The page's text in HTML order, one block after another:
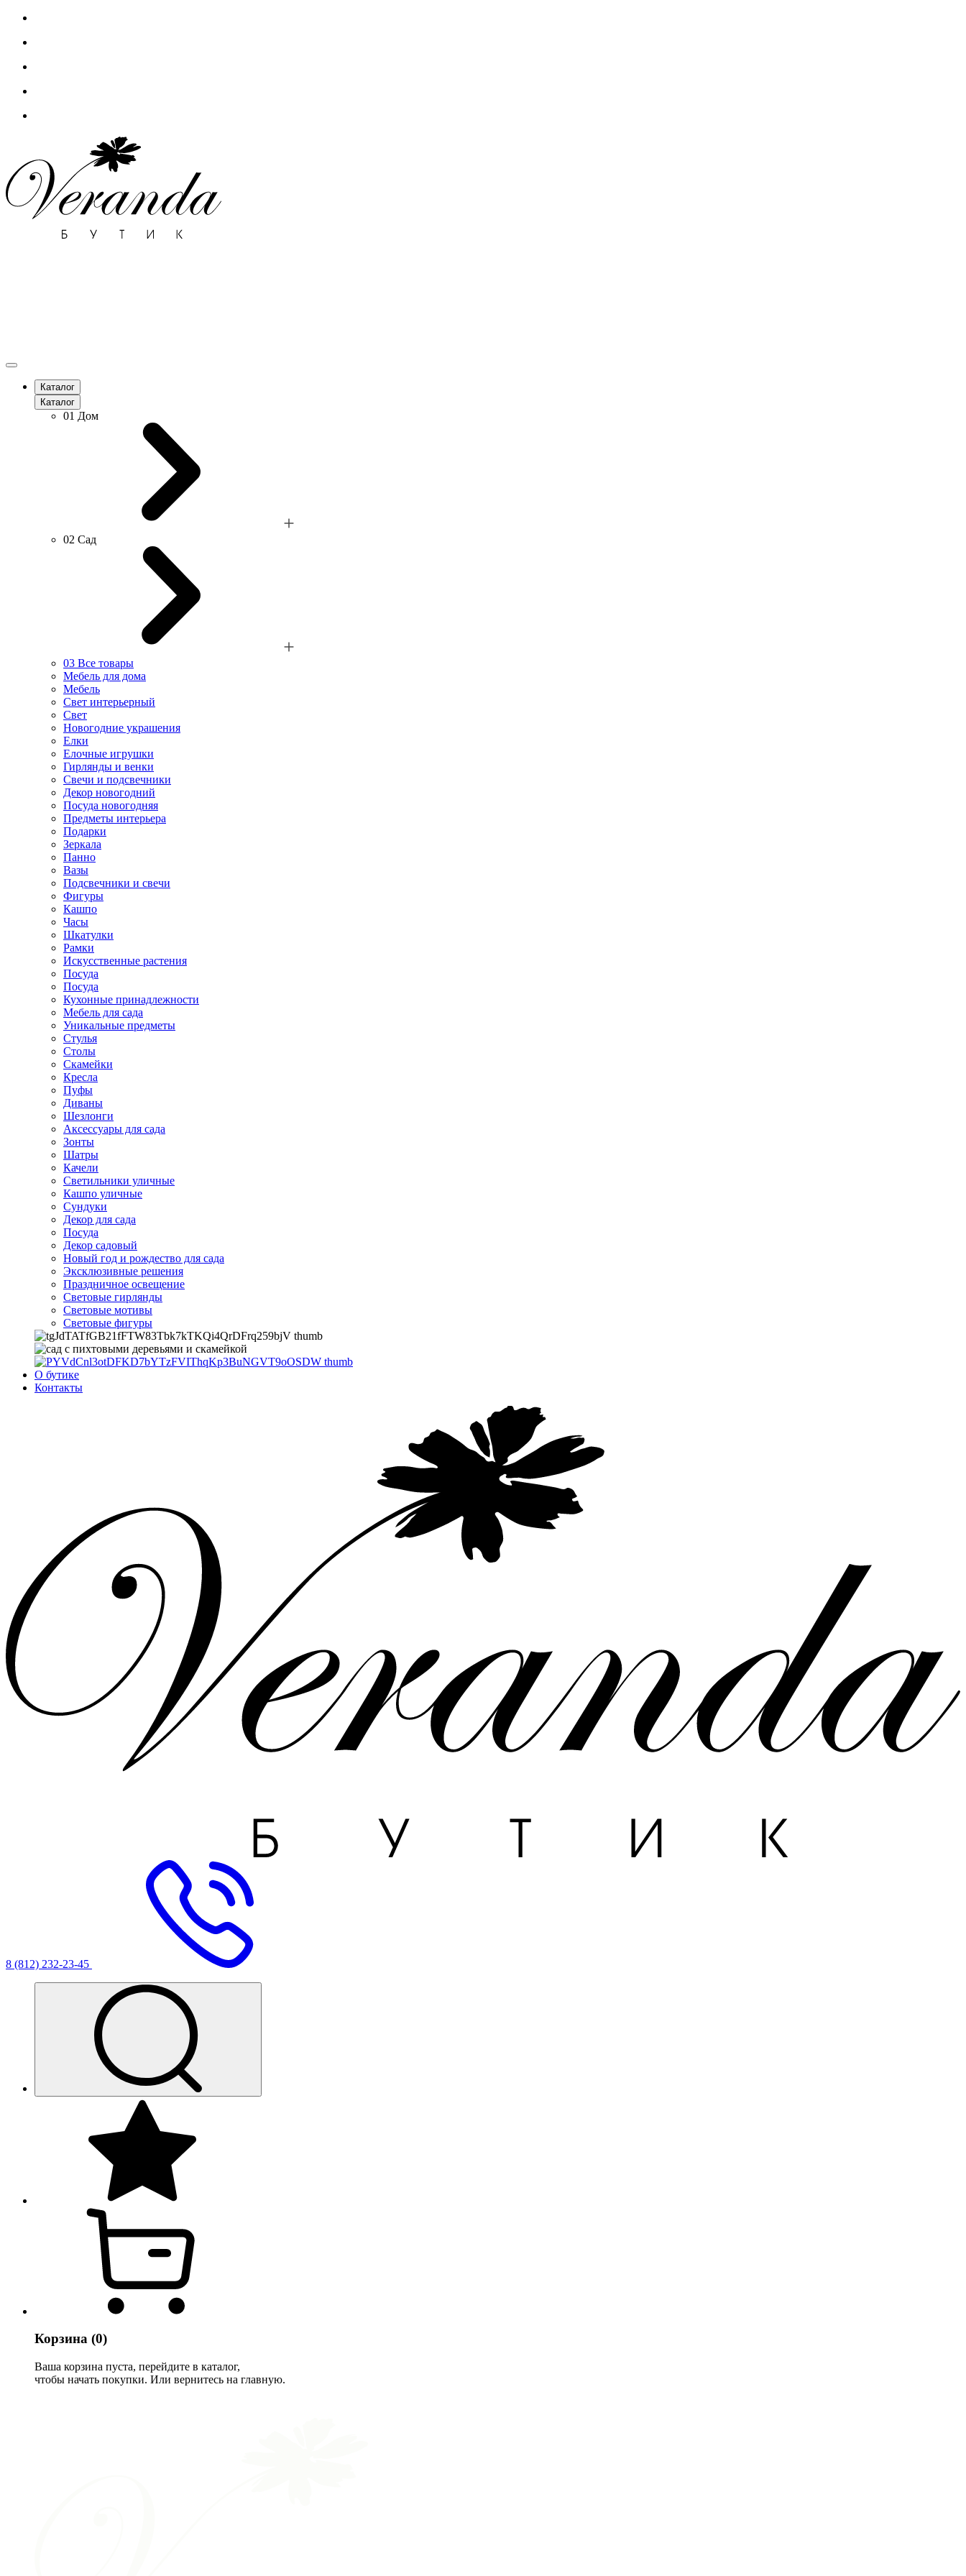
Каталог
Каталог
01 Дом
02 Сад
03 Все товары
Мебель для дома
Мебель
Свет интерьерный
Свет
Новогодние украшения
Елки
Елочные игрушки
Гирлянды и венки
Свечи и подсвечники
Декор новогодний
Посуда новогодняя
Предметы интерьера
Подарки
Зеркала
Панно
Вазы
Подсвечники и свечи
Фигуры
Кашпо
Часы
Шкатулки
Рамки
Искусственные растения
Посуда
Посуда
Кухонные принадлежности
Мебель для сада
Уникальные предметы
Стулья
Столы
Скамейки
Кресла
Пуфы
Диваны
Шезлонги
Аксессуары для сада
Зонты
Шатры
Качели
Cветильники уличные
Кашпо уличные
Сундуки
Декор для сада
Посуда
Декор садовый
Новый год и рождество для сада
Эксклюзивные решения
Праздничное освещение
Световые гирлянды
Световые мотивы
Световые фигуры
О бутике
Контакты
8 (812) 232-23-45
Корзина (0)
Ваша корзина пуста, перейдите в каталог,
чтобы начать покупки. Или вернитесь на главную.